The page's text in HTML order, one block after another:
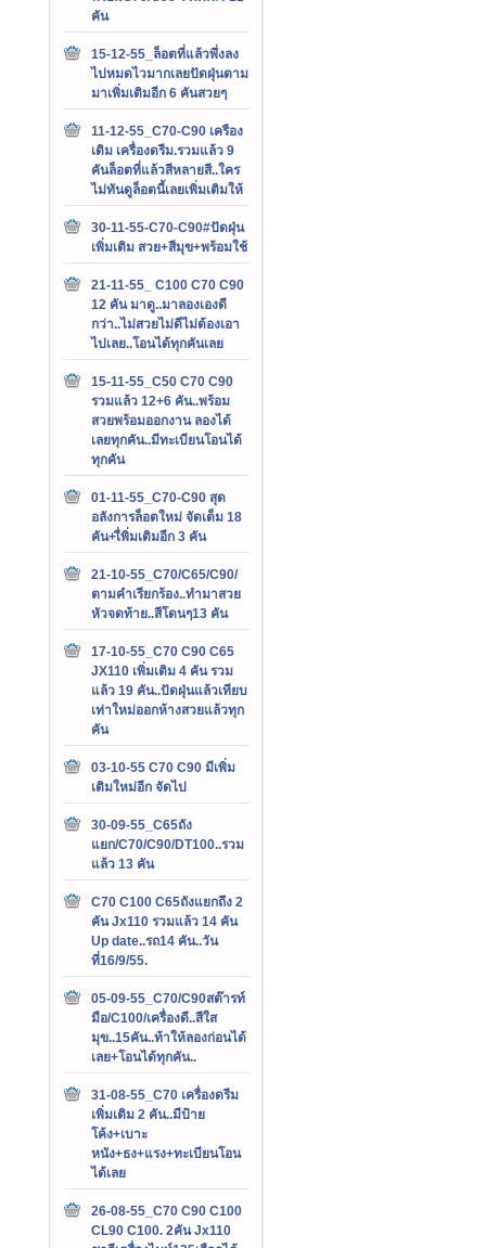
คัน
15-12-55_ล็อตที่แล้วพึ่งลง
ไปหมดไวมากเลยปัดฝุ่นตาม
มาเพิ่มเติมอีก 6 คันสวยๆ
11-12-55_C70-C90 เครือง
เดิม เครื่องดรีม.รวมแล้ว 9
คันล็อตที่แล้วสีหลายสี..ใคร
ไม่ทันดูล็อตนี้เลยเพิ่มเติมให้
30-11-55-C70-C90#ปัดฝุ่น
เพิ่มเติม สวย+สีมุข+พร้อมใช้
21-11-55_ C100 C70 C90
12 คัน มาดู..มาลองเองดี
กว่า..ไม่สวยไม่ดีไม่ต้องเอา
ไปเลย..โอนได้ทุกคันเลย
15-11-55_C50 C70 C90
รวมแล้ว 12+6 คัน..พร้อม
สวยพร้อมออกงาน ลองได้
เลยทุกคัน..มีทะเบียนโอนได้
ทุกคัน
01-11-55_C70-C90 สุด
อลังการล็อตใหม่ จัดเต็ม 18
คัน+เื่พิ่มเติมอีก 3 คัน
21-10-55_C70/C65/C90/
ตามคำเรียกร้อง..ทำมาสวย
หัวจดท้าย..สีโดนๆ13 คัน
17-10-55_C70 C90 C65
JX110 เพิ่มเติม 4 คัน รวม
แล้ว 19 คัน..ปัดฝุ่นแล้วเทียบ
เท่าใหม่ออกห้างสวยแล้วทุก
คัน
03-10-55 C70 C90 มีเพิ่ม
เติมใหม่อีก จัดไป
30-09-55_C65ถัง
แยก/C70/C90/DT100..รวม
แล้ว 13 คัน
C70 C100 C65ถังแยกถึง 2
คัน Jx110 รวมแล้ว 14 คัน
Up date..รถ14 คัน..วัน
ที่16/9/55.
05-09-55_C70/C90สต๊ารท์
มือ/C100/เครื่องดี..สีใส
มุข..15คัน..ท้าให้ลองก่อนได้
เลย+โอนได้ทุกคัน..
31-08-55_C70 เครื่องดรีม
เพิ่มเติม 2 คัน..มีป้าย
โค้ง+เบาะ
หนัง+ธง+แรง+ทะเบียนโอน
ได้เลย
26-08-55_C70 C90 C100
CL90 C100. 2คัน Jx110